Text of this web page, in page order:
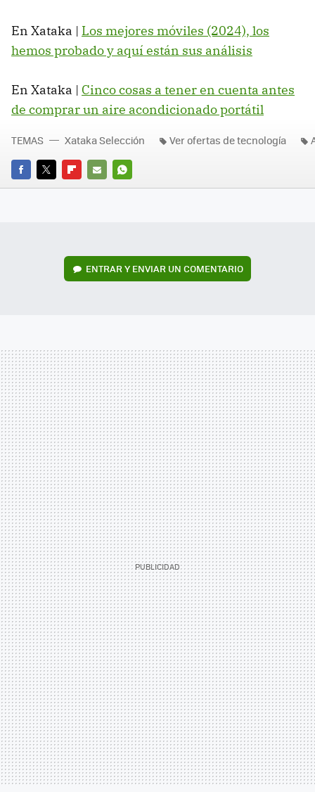
En Xataka | Los mejores móviles (2024), los
hemos probado y aquí están sus análisis
En Xataka | Cinco cosas a tener en cuenta antes
de comprar un aire acondicionado portátil
FACEBOOK
TWITTERFLIPBOARD
E-
WHATSAPP
TEMAS Xataka Selección Ver ofertas de tecnología
ENTRAR Y ENVIAR UN COMENTARIO